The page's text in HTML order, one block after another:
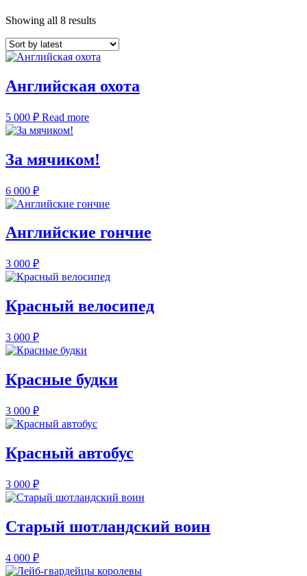
Showing all 8 results
Английская охота
5 000 ₽ Read more
За мячиком!
6 000 ₽
Английские гончие
3 000 ₽
Красный велосипед
3 000 ₽
Красные будки
3 000 ₽
Красный автобус
3 000 ₽
Старый шотландский воин
4 000 ₽